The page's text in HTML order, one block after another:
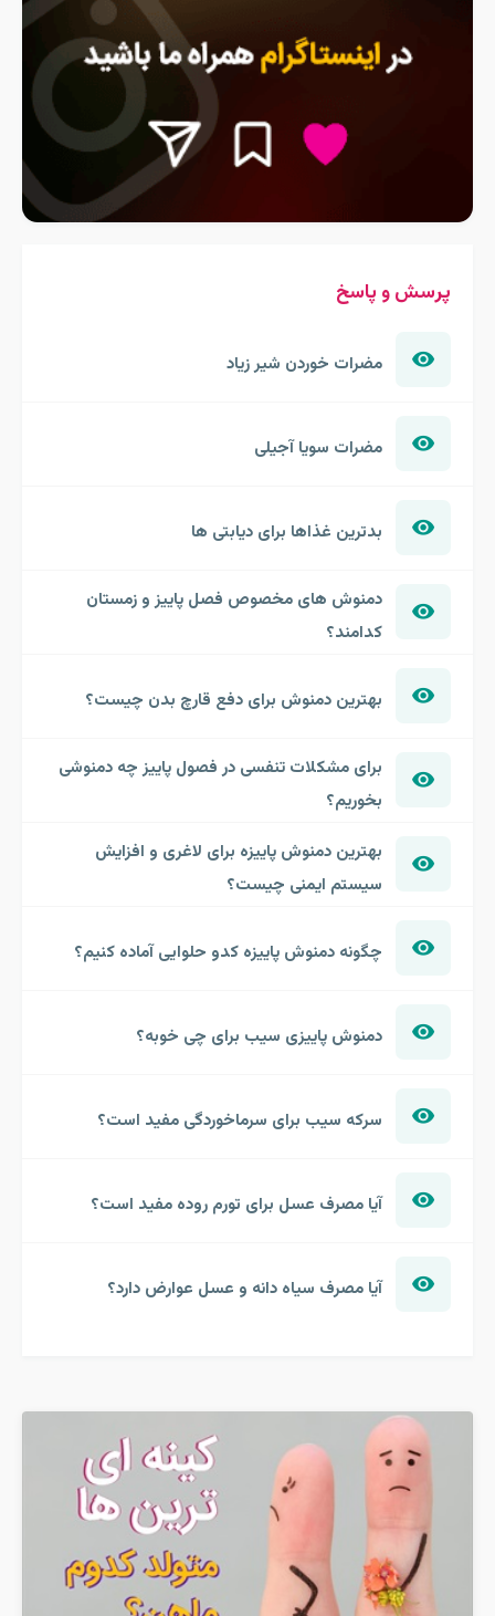
پرسش و پاسخ
مضرات خوردن شیر زیاد
مضرات سویا آجیلی
بدترین غذاها برای دیابتی ها
دمنوش های مخصوص فصل پاییز و زمستان
کدامند؟
بهترین دمنوش برای دفع قارچ بدن چیست؟
برای مشکلات تنفسی در فصول پاییز چه دمنوشی
بخوریم؟
بهترین دمنوش پاییزه برای لاغری و افزایش
سیستم ایمنی چیست؟
چگونه دمنوش پاییزه کدو حلوایی آماده کنیم؟
دمنوش پاییزی سیب برای چی خوبه؟
سرکه سیب برای سرماخوردگی مفید است؟
آیا مصرف عسل برای تورم روده مفید است؟
آیا مصرف سیاه دانه و عسل عوارض دارد؟